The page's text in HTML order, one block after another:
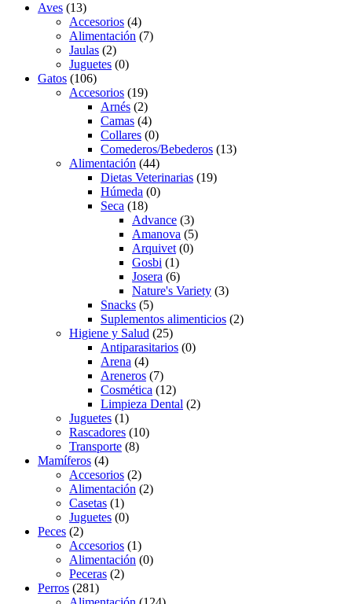
Aves (13)
Accesorios (4)
Alimentación (7)
Jaulas (2)
Juguetes (0)
Gatos (106)
Accesorios (19)
Arnés (2)
Camas (4)
Collares (0)
Comederos/Bebederos (13)
Alimentación (44)
Dietas Veterinarias (19)
Húmeda (0)
Seca (18)
Advance (3)
Amanova (5)
Arquivet (0)
Gosbi (1)
Josera (6)
Nature's Variety (3)
Snacks (5)
Suplementos alimenticios (2)
Higiene y Salud (25)
Antiparasitarios (0)
Arena (4)
Areneros (7)
Cosmética (12)
Limpieza Dental (2)
Juguetes (1)
Rascadores (10)
Transporte (8)
Mamíferos (4)
Accesorios (2)
Alimentación (2)
Casetas (1)
Juguetes (0)
Peces (2)
Accesorios (1)
Alimentación (0)
Peceras (2)
Perros (281)